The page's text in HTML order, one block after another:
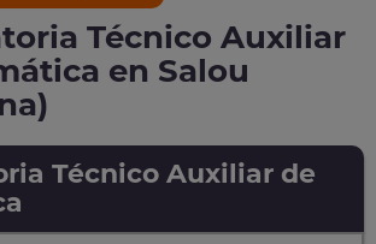
Técnico Auxiliar
en Salou
Técnico Auxiliar de